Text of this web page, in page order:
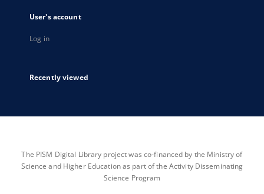
User's account
Log in
Recently viewed
The PISM Digital Library project was co-financed by the Ministry of
Science and Higher Education as part of the Activity Disseminating
Science Program